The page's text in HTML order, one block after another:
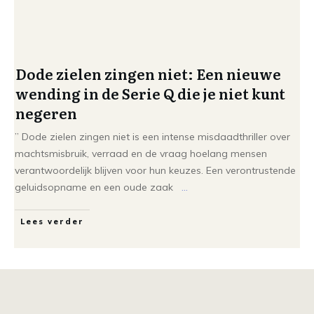
Dode zielen zingen niet: Een nieuwe
wending in de Serie Q die je niet kunt
negeren
” Dode zielen zingen niet is een intense misdaadthriller over
machtsmisbruik, verraad en de vraag hoelang mensen
verantwoordelijk blijven voor hun keuzes. Een verontrustende
geluidsopname en een oude zaak ...
Lees verder